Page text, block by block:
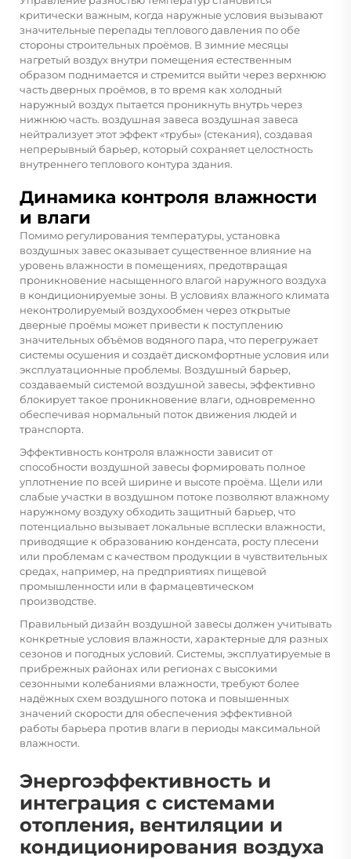
критически важным, когда наружные условия вызывают
значительные перепады теплового давления по обе
стороны строительных проёмов. В зимние месяцы
нагретый воздух внутри помещения естественным
образом поднимается и стремится выйти через верхнюю
часть дверных проёмов, в то время как холодный
наружный воздух пытается проникнуть внутрь через
нижнюю часть. воздушная завеса воздушная завеса
нейтрализует этот эффект «трубы» (стекания), создавая
непрерывный барьер, который сохраняет целостность
внутреннего теплового контура здания.
Динамика контроля влажности
и влаги
Помимо регулирования температуры, установка
воздушных завес оказывает существенное влияние на
уровень влажности в помещениях, предотвращая
проникновение насыщенного влагой наружного воздуха
в кондиционируемые зоны. В условиях влажного климата
неконтролируемый воздухообмен через открытые
дверные проёмы может привести к поступлению
значительных объёмов водяного пара, что перегружает
системы осушения и создаёт дискомфортные условия или
эксплуатационные проблемы. Воздушный барьер,
создаваемый системой воздушной завесы, эффективно
блокирует такое проникновение влаги, одновременно
обеспечивая нормальный поток движения людей и
транспорта.
Эффективность контроля влажности зависит от
способности воздушной завесы формировать полное
уплотнение по всей ширине и высоте проёма. Щели или
слабые участки в воздушном потоке позволяют влажному
наружному воздуху обходить защитный барьер, что
потенциально вызывает локальные всплески влажности,
приводящие к образованию конденсата, росту плесени
или проблемам с качеством продукции в чувствительных
средах, например, на предприятиях пищевой
промышленности или в фармацевтическом
производстве.
Правильный дизайн воздушной завесы должен учитывать
конкретные условия влажности, характерные для разных
сезонов и погодных условий. Системы, эксплуатируемые в
прибрежных районах или регионах с высокими
сезонными колебаниями влажности, требуют более
надёжных схем воздушного потока и повышенных
значений скорости для обеспечения эффективной
работы барьера против влаги в периоды максимальной
влажности.
Энергоэффективность и
интеграция с системами
отопления, вентиляции и
кондиционирования воздуха